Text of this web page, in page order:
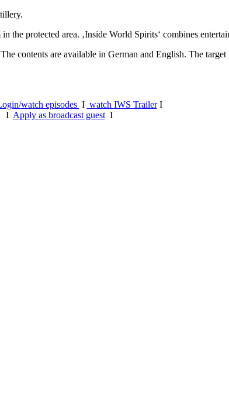
protected area. ‚Inside World Spirits‘ combines
contents are available in German and English. The
watch episodes I watch IWS TrailerI
I Apply as broadcast guestI